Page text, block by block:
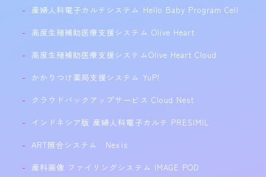
産婦人科電子カルテシステム Hello Baby Program Cell
高度生殖補助医療支援システム Olive Heart
高度生殖補助医療支援システムOlive Heart Cloud
かかりつけ薬局支援システム YuP!
クラウドバックアップサービス Cloud Nest
インドネシア版 産婦人科電子カルテ PRESIMIL
ART照合システム Nexis
産科画像 ファイリングシステム IMAGE POD